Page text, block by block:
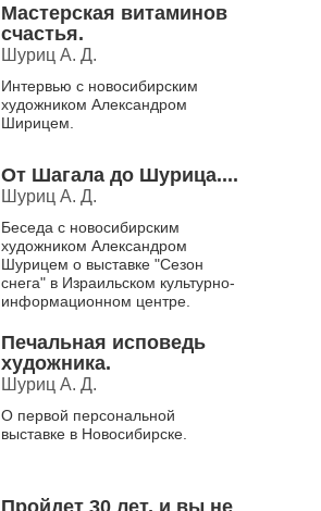
Мастерская витаминов
счастья.
Шуриц А. Д.
Интервью с новосибирским
художником Александром
Ширицем.
От Шагала до Шурица....
Шуриц А. Д.
Беседа с новосибирским
художником Александром
Шурицем о выставке "Сезон
снега" в Израильском культурно-
информационном центре.
Печальная исповедь
художника.
Шуриц А. Д.
О первой персональной
выставке в Новосибирске.
Пройдет 30 лет, и вы не